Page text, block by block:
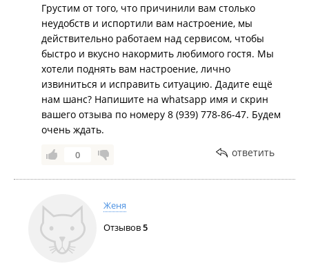
Грустим от того, что причинили вам столько
неудобств и испортили вам настроение, мы
действительно работаем над сервисом, чтобы
быстро и вкусно накормить любимого гостя. Мы
хотели поднять вам настроение, лично
извиниться и исправить ситуацию. Дадите ещё
нам шанс? Напишите на whatsapp имя и скрин
вашего отзыва по номеру 8 (939) 778-86-47. Будем
очень ждать.
0 ответить
Женя
Отзывов5